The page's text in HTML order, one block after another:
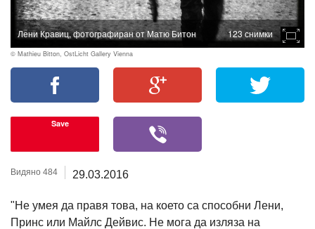
Лени Кравиц, фотографиран от Матю Битон 123 снимки
© Mathieu Bitton, OstLicht Gallery Vienna
Save
Видяно 484 29.03.2016
"Не умея да правя това, на което са способни Лени,
Принс или Майлс Дейвис. Не мога да изляза на